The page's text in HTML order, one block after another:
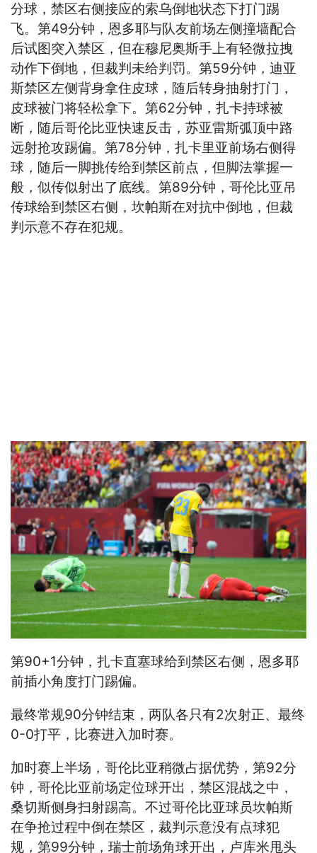
分球，禁区右侧接应的索乌倒地状态下打门踢
飞。第49分钟，恩多耶与队友前场左侧撞墙配合
后试图突入禁区，但在穆尼奥斯手上有轻微拉拽
动作下倒地，但裁判未给判罚。第59分钟，迪亚
斯禁区左侧背身拿住皮球，随后转身抽射打门，
皮球被门将轻松拿下。第62分钟，扎卡持球被
断，随后哥伦比亚快速反击，苏亚雷斯弧顶中路
远射抢攻踢偏。第78分钟，扎卡里亚前场右侧得
球，随后一脚挑传给到禁区前点，但脚法掌握一
般，似传似射出了底线。第89分钟，哥伦比亚吊
传球给到禁区右侧，坎帕斯在对抗中倒地，但裁
判示意不存在犯规。
第90+1分钟，扎卡直塞球给到禁区右侧，恩多耶
前插小角度打门踢偏。
最终常规90分钟结束，两队各只有2次射正、最终
0-0打平，比赛进入加时赛。
加时赛上半场，哥伦比亚稍微占据优势，第92分
钟，哥伦比亚前场定位球开出，禁区混战之中，
桑切斯侧身扫射踢高。不过哥伦比亚球员坎帕斯
在争抢过程中倒在禁区，裁判示意没有点球犯
规，第99分钟，瑞士前场角球开出，卢库米甩头